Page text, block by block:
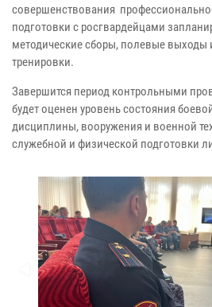
совершенствования
подготовки с росгвардейцами
методические сборы, полевые
тренировки.
Завершится период контрольными
будет оценен уровень состояния
дисциплины, вооружения и военной
служебной и физической подготовки